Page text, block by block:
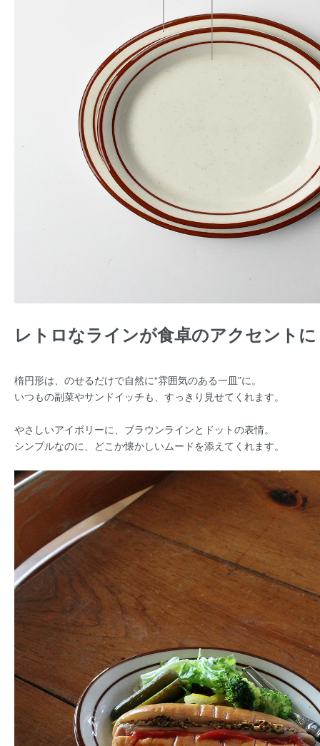
レトロなラインが食卓のアクセントに
楕円形は、のせるだけで自然に“雰囲気のある一皿”に。
いつもの副菜やサンドイッチも、すっきり見せてくれます。
やさしいアイボリーに、ブラウンラインとドットの表情。
シンプルなのに、どこか懐かしいムードを添えてくれます。